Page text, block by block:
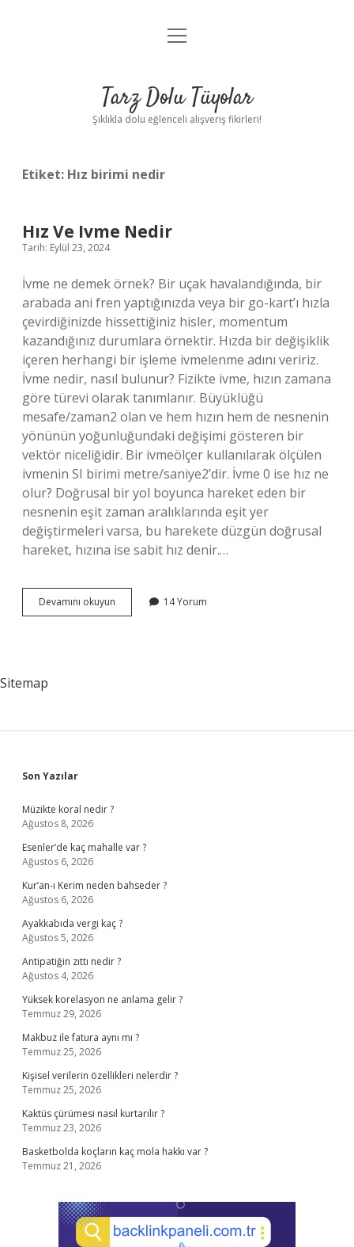
Anasayfa
Yasal Uyarı
menüyü
Tarz Dolu Tüyolar
Şıklıkla dolu eğlenceli alışveriş fikirleri!
Etiket: Hız birimi nedir
Hız Ve Ivme Nedir
Tarih: Eylül 23, 2024
İvme ne demek örnek? Bir uçak havalandığında, bir
arabada ani fren yaptığınızda veya bir go-kart’ı hızla
çevirdiğinizde hissettiğiniz hisler, momentum
kazandığınız durumlara örnektir. Hızda bir değişiklik
içeren herhangi bir işleme ivmelenme adını veririz.
İvme nedir, nasıl bulunur? Fizikte ivme, hızın zamana
göre türevi olarak tanımlanır. Büyüklüğü
mesafe/zaman2 olan ve hem hızın hem de nesnenin
yönünün yoğunluğundaki değişimi gösteren bir
vektör niceliğidir. Bir ivmeölçer kullanılarak ölçülen
ivmenin SI birimi metre/saniye2’dir. İvme 0 ise hız ne
olur? Doğrusal bir yol boyunca hareket eden bir
nesnenin eşit zaman aralıklarında eşit yer
değiştirmeleri varsa, bu harekete düzgün doğrusal
hareket, hızına ise sabit hız denir.…
Devamını okuyun
Ve
14 Yorum
Sitemap
Sidebar
Son Yazılar
Müzikte koral nedir ?
Ağustos 8, 2026
Esenler’de kaç mahalle var ?
Ağustos 6, 2026
Kur’an-ı Kerim neden bahseder ?
Ağustos 6, 2026
Ayakkabıda vergi kaç ?
Ağustos 5, 2026
Antipatiğin zıttı nedir ?
Ağustos 4, 2026
Yüksek korelasyon ne anlama gelir ?
Temmuz 29, 2026
Makbuz ile fatura aynı mı ?
Temmuz 25, 2026
Kişisel verilerin özellikleri nelerdir ?
Temmuz 25, 2026
Kaktüs çürümesi nasıl kurtarılır ?
Temmuz 23, 2026
Basketbolda koçların kaç mola hakkı var ?
Temmuz 21, 2026